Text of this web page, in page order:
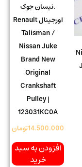
.نیسان جوک
اورجینال Renault
Talisman /
Nissan Juke
Brand New
Original
Crankshaft
Pulley |
123031KC0A
14.500.000تومان
افزودن به سبد
خرید